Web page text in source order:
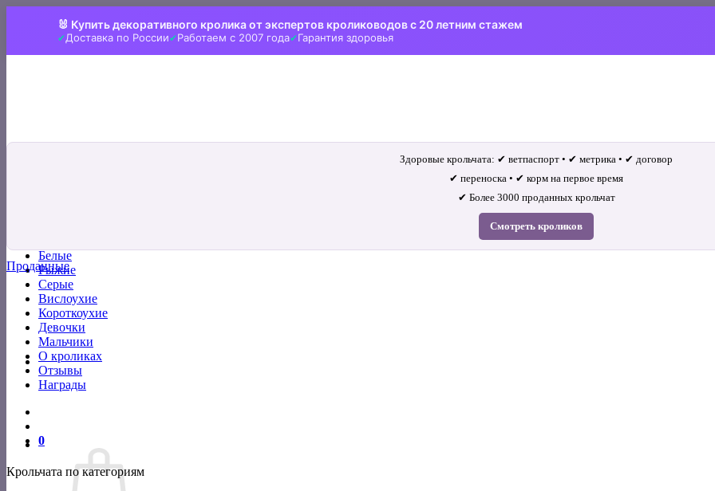
🐰 Купить декоративного кролика от экспертов кролиководов с 20 летним стажем
Доставка по России Работаем с 2007 года Гарантия здоровья
Белые
Рыжие
Серые
Вислоухие
Короткоухие
Девочки
Мальчики
О кроликах
Отзывы
Награды
0
Здоровые крольчата: ✔ ветпаспорт • ✔ метрика • ✔ договор
✔ переноска • ✔ корм на первое время
✔ Более 3000 проданных крольчат
Смотреть кроликов
Проданные
Крольчата по категориям